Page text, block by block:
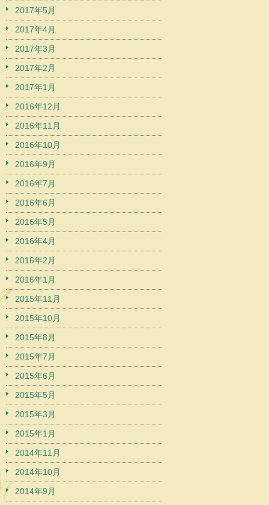
2017年5月
2017年4月
2017年3月
2017年2月
2017年1月
2016年12月
2016年11月
2016年10月
2016年9月
2016年7月
2016年6月
2016年5月
2016年4月
2016年2月
2016年1月
2015年11月
2015年10月
2015年8月
2015年7月
2015年6月
2015年5月
2015年3月
2015年1月
2014年11月
2014年10月
2014年9月